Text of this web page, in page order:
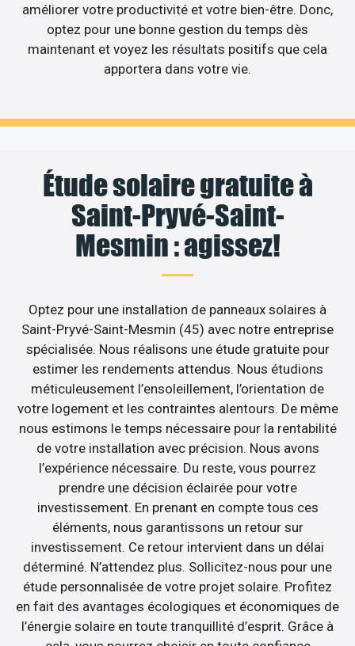
améliorer votre productivité et votre bien-être. Donc,
optez pour une bonne gestion du temps dès
maintenant et voyez les résultats positifs que cela
apportera dans votre vie.
Étude solaire gratuite à
Saint-Pryvé-Saint-
Mesmin : agissez!
Optez pour une installation de panneaux solaires à
Saint-Pryvé-Saint-Mesmin (45) avec notre entreprise
spécialisée. Nous réalisons une étude gratuite pour
estimer les rendements attendus. Nous étudions
méticuleusement l’ensoleillement, l’orientation de
votre logement et les contraintes alentours. De même
nous estimons le temps nécessaire pour la rentabilité
de votre installation avec précision. Nous avons
l’expérience nécessaire. Du reste, vous pourrez
prendre une décision éclairée pour votre
investissement. En prenant en compte tous ces
éléments, nous garantissons un retour sur
investissement. Ce retour intervient dans un délai
déterminé. N’attendez plus. Sollicitez-nous pour une
étude personnalisée de votre projet solaire. Profitez
en fait des avantages écologiques et économiques de
l’énergie solaire en toute tranquillité d’esprit. Grâce à